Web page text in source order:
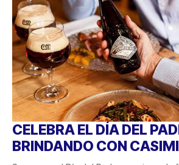
CELEBRA EL DÍA DEL
BRINDANDO CON